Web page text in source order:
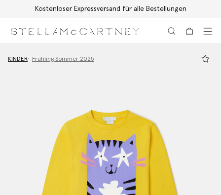
Kostenloser Expressversand für alle Bestellungen
KINDER Frühling Sommer 2025